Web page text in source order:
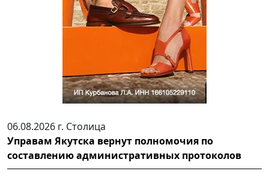
06.08.2026 г. Столица
Управам Якутска вернут полномочия по
составлению административных протоколов